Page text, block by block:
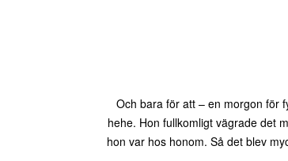
Och bara för att – en morgon för
hehe. Hon fullkomligt vägrade det
hon var hos honom. Så det blev